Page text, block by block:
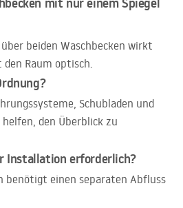
mit nur einem Spiegel
beiden Waschbecken wirkt
Raum optisch.
Schubladen und
den Überblick zu
Installation erforderlich?
benötigt einen separaten Abfluss